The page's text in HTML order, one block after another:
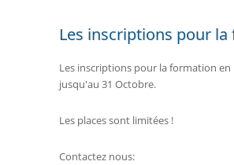
Les inscriptions pour
Les inscriptions pour la formation
jusqu'au 31 Octobre.
Les places sont limitées !
Contactez nous: